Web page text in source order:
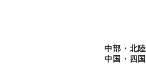
中部・北陸
中国・四国